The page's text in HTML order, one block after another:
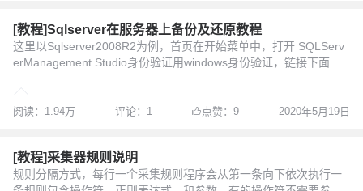
[教程]Sqlserver在服务器上备份及还原教程
这里以Sqlserver2008R2为例，首页在开始菜单中，打开 SQLServ
erManagement Studio身份验证用windows身份验证，链接下面
阅读：1.94万 评论：1 点赞：9 2020年5月19日
[教程]采集器规则说明
规则分隔方式，每行一个采集规则程序会从第一条向下依次执行一